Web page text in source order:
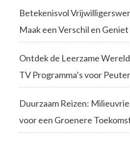
Betekenisvol
Maak een Verschil en
Ontdek de Leerzame
TV Programma’s voor
Duurzaam Reizen:
voor een Groenere